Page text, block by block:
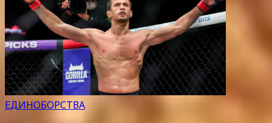
ЕДИНОБОРСТВА